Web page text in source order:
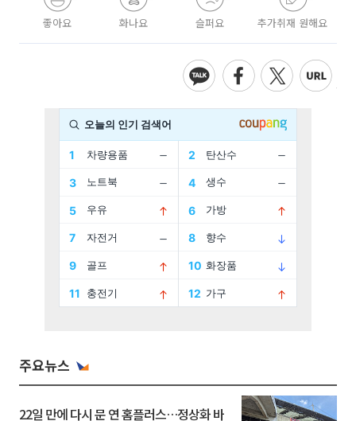
좋아요 화나요 슬퍼요 추가취재 원해요
주요뉴스
22일 만에 다시 문 연 홈플러스…정상화 바